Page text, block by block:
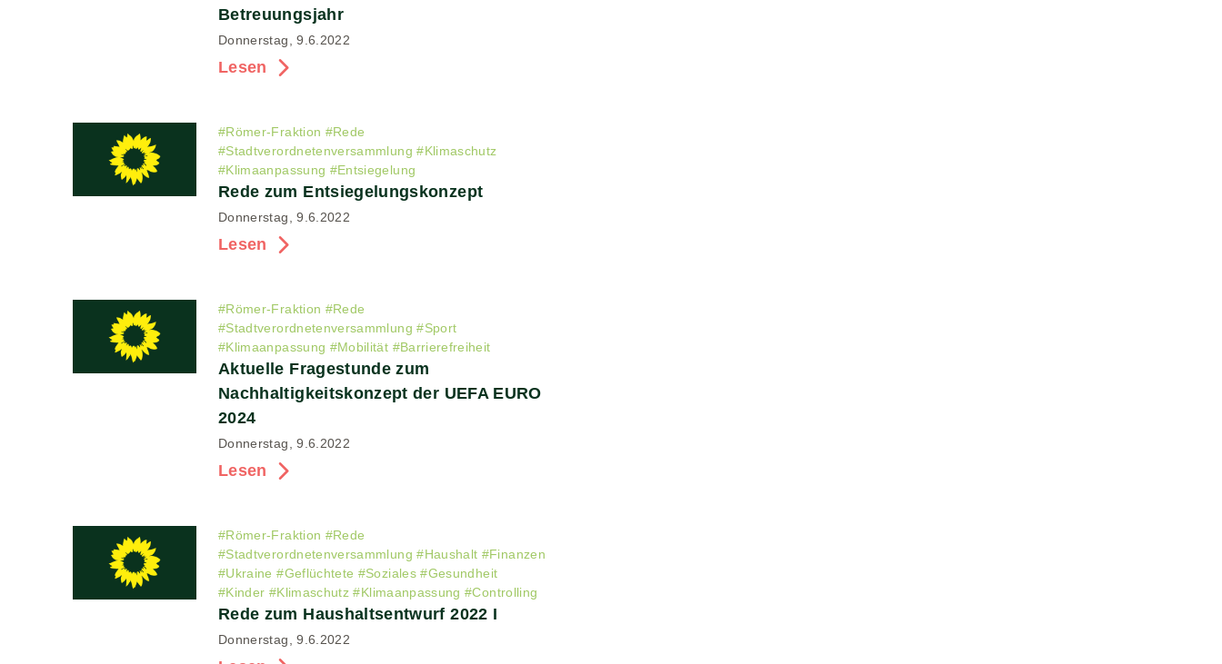
Betreuungsjahr
Donnerstag, 9.6.2022
Lesen
#Römer-Fraktion #Rede
#Stadtverordnetenversammlung #Klimaschutz
#Klimaanpassung #Entsiegelung
Rede zum Entsiegelungskonzept
Donnerstag, 9.6.2022
Lesen
#Römer-Fraktion #Rede
#Stadtverordnetenversammlung #Sport
#Klimaanpassung #Mobilität #Barrierefreiheit
Aktuelle Fragestunde zum
Nachhaltigkeitskonzept der UEFA EURO
2024
Donnerstag, 9.6.2022
Lesen
#Römer-Fraktion #Rede
#Stadtverordnetenversammlung #Haushalt #Finanzen
#Ukraine #Geflüchtete #Soziales #Gesundheit
#Kinder #Klimaschutz #Klimaanpassung #Controlling
Rede zum Haushaltsentwurf 2022 I
Donnerstag, 9.6.2022